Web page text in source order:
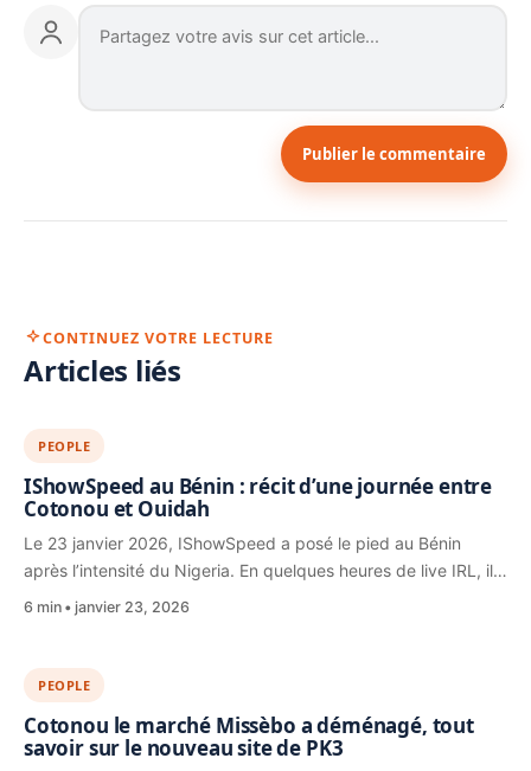
Publier le commentaire
CONTINUEZ VOTRE LECTURE
Articles liés
PEOPLE
IShowSpeed au Bénin : récit d’une journée entre
Cotonou et Ouidah
Le 23 janvier 2026, IShowSpeed a posé le pied au Bénin
après l’intensité du Nigeria. En quelques heures de live IRL, il…
6 min janvier 23, 2026
PEOPLE
Cotonou le marché Missèbo a déménagé, tout
savoir sur le nouveau site de PK3